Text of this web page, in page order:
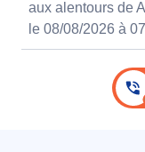
aux alentours de
le 08/08/2026 à